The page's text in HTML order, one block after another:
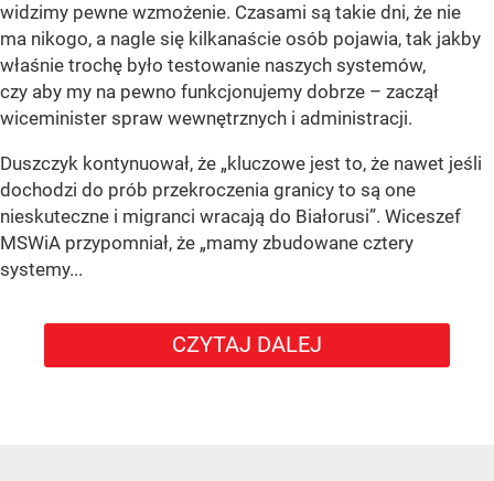
widzimy pewne wzmożenie. Czasami są takie dni, że nie
ma nikogo, a nagle się kilkanaście osób pojawia, tak jakby
właśnie trochę było testowanie naszych systemów,
czy aby my na pewno funkcjonujemy dobrze – zaczął
wiceminister spraw wewnętrznych i administracji.
Duszczyk kontynuował, że „kluczowe jest to, że nawet jeśli
dochodzi do prób przekroczenia granicy to są one
nieskuteczne i migranci wracają do Białorusi”. Wiceszef
MSWiA przypomniał, że „mamy zbudowane cztery
systemy...
CZYTAJ DALEJ